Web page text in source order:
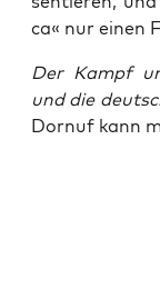
ca« nur einen
Der Kampf
und die
Dor­nuf kann